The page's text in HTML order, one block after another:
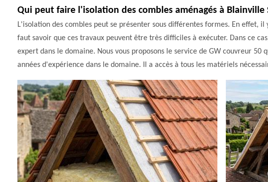
Qui peut faire l'isolation des combles aménagés à Blainville
L'isolation des combles peut se présenter sous différentes formes. En effet, il
faut savoir que ces travaux peuvent être très difficiles à exécuter. Dans ce
expert dans le domaine. Nous vous proposons le service de GW couvreur 50
années d'expérience dans le domaine. Il a accès à tous les matériels